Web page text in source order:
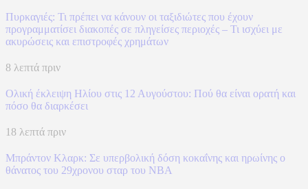
Πυρκαγιές: Τι πρέπει να κάνουν οι ταξιδιώτες που έχουν
προγραμματίσει διακοπές σε πληγείσες περιοχές – Τι ισχύει με
ακυρώσεις και επιστροφές χρημάτων
8 λεπτά πριν
Ολική έκλειψη Ηλίου στις 12 Αυγούστου: Πού θα είναι ορατή και
πόσο θα διαρκέσει
18 λεπτά πριν
Μπράντον Κλαρκ: Σε υπερβολική δόση κοκαΐνης και ηρωίνης ο
θάνατος του 29χρονου σταρ του NBA